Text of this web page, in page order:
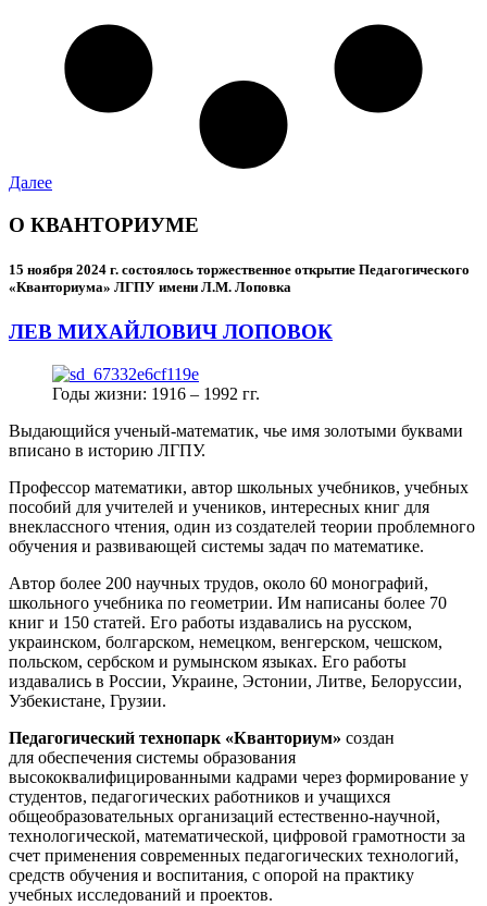
Далее
О КВАНТОРИУМЕ
15 ноября 2024 г. состоялось торжественное открытие Педагогического
«Кванториума» ЛГПУ имени Л.М. Лоповка
ЛЕВ МИХАЙЛОВИЧ ЛОПОВОК
Годы жизни: 1916 – 1992 гг.
Выдающийся ученый-математик, чье имя золотыми буквами
вписано в историю ЛГПУ.
Профессор математики, автор школьных учебников, учебных
пособий для учителей и учеников, интересных книг для
внеклассного чтения, один из создателей теории проблемного
обучения и развивающей системы задач по математике.
Автор более 200 научных трудов, около 60 монографий,
школьного учебника по геометрии. Им написаны более 70
книг и 150 статей. Его работы издавались на русском,
украинском, болгарском, немецком, венгерском, чешском,
польском, сербском и румынском языках. Его работы
издавались в России, Украине, Эстонии, Литве, Белоруссии,
Узбекистане, Грузии.
Педагогический технопарк «Кванториум» создан
для обеспечения системы образования
высококвалифицированными кадрами через формирование у
студентов, педагогических работников и учащихся
общеобразовательных организаций естественно-научной,
технологической, математической, цифровой грамотности за
счет применения современных педагогических технологий,
средств обучения и воспитания, с опорой на практику
учебных исследований и проектов.